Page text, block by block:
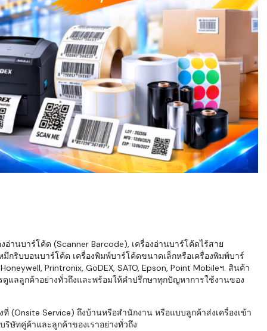
านบาร์โค้ด (Scanner Barcode), เครื่องอ่านบาร์โค้ดไร้สาย
กริบบอนบาร์โค้ด เครื่องพิมพ์บาร์โค้ดขนาดเล็กหรือเครื่องพิมพ์บาร์
Printronix, GoDEX, SATO, Epson, Point Mobileฯ. สินค้า
แลลูกค้าอย่างทั่วถึงและพร้อมให้คำปรึกษาทุกปัญหาการใช้งานของ
(Onsite Service) ถึงบ้านหรือสำนักงาน หรือแบบลูกค้าส่งเครื่องเข้า
ษัทคู่ค้าและลูกค้าของเราอย่างทั่วถึง